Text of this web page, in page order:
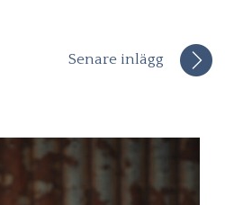
Senare inlägg